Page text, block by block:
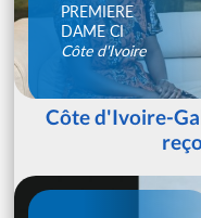
PREMIERE
DAME CI
Côte d'Ivoire
Côte d'Ivoire-